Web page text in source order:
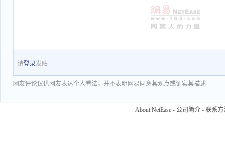
请登录发贴
网友评论仅供网友表达个人看法，并不表明网易同意其观点或证实其描述
About NetEase - 公司简介 - 联系方